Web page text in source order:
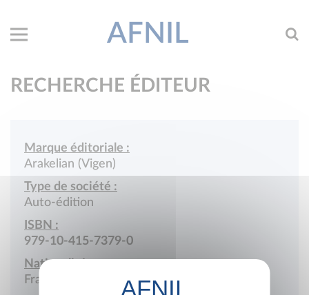
AFNIL
RECHERCHE ÉDITEUR
Marque éditoriale :
Arakelian (Vigen)
Type de société :
Auto-édition
ISBN :
979-10-415-7379-0
Nationalité :
France